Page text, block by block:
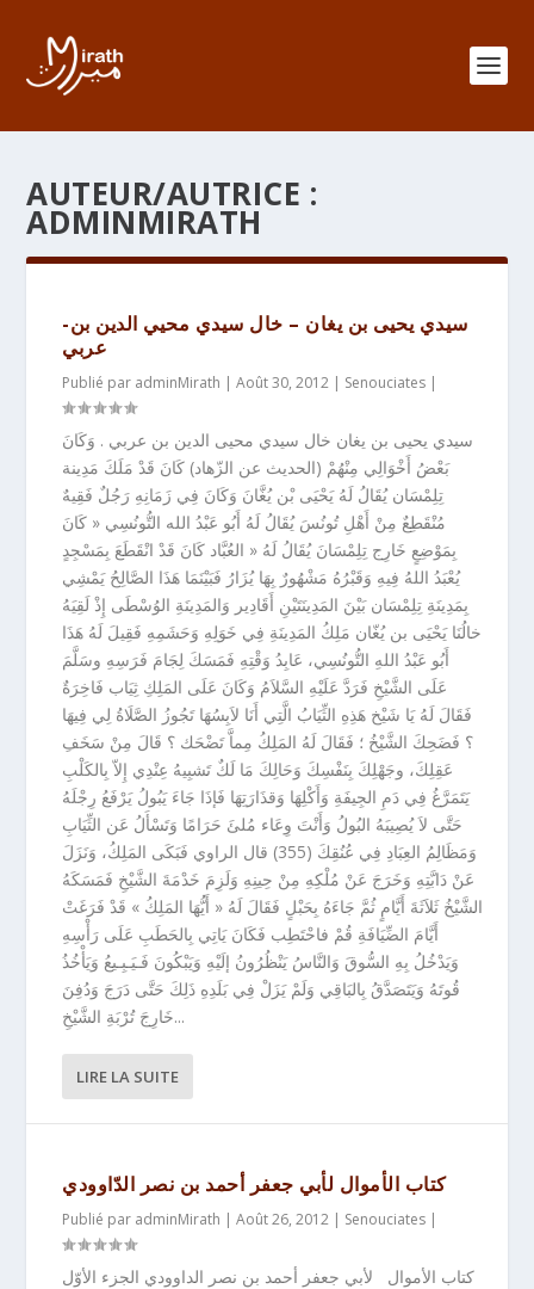
AUTEUR/AUTRICE :
ADMINMIRATH
-سيدي يحيى بن يغان – خال سيدي محيي الدين بن
عربي
Publié par adminMirath |Août 30, 2012 | Senouciates |
سيدي يحيى بن يغان خال سيدي محيى الدين بن عربي . وَكَانَ
بَعْضُ أَخْوَالِي مِنْهُمْ (الحديث عن الزّهاد) كَانَ قَدْ مَلَكَ مَدِينة
تِلِمْسَان يُقَالُ لَهُ يَحْيَى بْن يُغَّانَ وَكَانَ فِي زَمَانِهِ رَجُلٌ فَقِيهٌ
مُنْقَطِعٌ مِنْ أَهْلِ تُونُسَ يُقَالُ لَهُ أَبُو عَبْدُ الله التُّونُسِي « كَانَ
بِمَوْضِعٍ خَارِج تِلِمْسَانَ يُقَالُ لَهُ « العُبَّاد كَانَ قَدْ انْقَطَعَ بِمَسْجِدٍ
يُعْبَدُ اللهُ فِيهِ وَقَبْرُهُ مَشْهُورٌ بِهَا يُزَارُ فَبَيْنَمَا هَذَا الصَّالِحُ يَمْشِي
بِمَدِينَةِ تِلِمْسَان بَيْنَ المَدِينَتَيْنِ أَقَادِير وَالمَدِينَةِ الوُسْطَى إِذْ لَقِيَهُ
خالُنَا يَحْيَى بن يُغّان مَلِكُ المَدِينَةِ فِي خَوَلِهِ وَحَشَمِهِ فَقِيلَ لَهُ هَذَا
أَبُو عَبْدُ اللهِ التُّونُسِي، عَابِدُ وَقْتِهِ فَمَسَكَ لِجَامَ فَرَسِهِ وسَلَّمَ
عَلَى الشَّيْخِ فَرَدَّ عَلَيْهِ السَّلاَمُ وَكَانَ عَلَى المَلِكِ ثِيَاب فَاخِرَةٌ
فَقَالَ لَهُ يَا شَيْخ هَذِهِ الثِّيَابُ الَّتِي أَنَا لاَبِسُهَا تَجُوزُ الصَّلَاةُ لِي فِيهَا
؟ فَضَحِكَ الشَّيْخُ ؛ فَقَالَ لَهُ المَلِكُ مِماَّ تَضْحَك ؟ قَالَ مِنْ سَخَفِ
عَقِلِكَ، وجَهْلِكَ بِنَفْسِكَ وَحَالِكَ مَا لَكٌ تَشبِيهُ عِنْدِي إِلاّ بِالكَلْبِ
يَتَمَرَّغُ فِي دَمِ الجِيفَةِ وَأَكْلِهَا وَقذَارَتِهَا فَإذَا جَاءَ يَبُولُ يَرْفَعُ رِجْلَهُ
حَتَّى لاَ يُصِيبَهُ البُولُ وَأَنْتَ وِعَاء مُلئَ حَرَامًا وَتَسْأَلُ عَن الثِّيَابِ
وَمَظَالِمُ العِبَادِ فِي عُنُقِكَ (355) قال الراوي فَبَكَى المَلِكُ، وَنَزَلَ
عَنْ دَابَّتِهِ وَخَرَجَ عَنْ مُلْكِهِ مِنْ حِينِهِ وَلَزِمَ خَدْمَةَ الشَّيْخِ فَمَسَكَهُ
الشَّيْخُ ثَلاَثَةَ أَيَّامٍ ثُمَّ جَاءَهُ بِحَبْلٍ فَقَالَ لَهُ « أَيُّهَا المَلِكُ » قَدْ فَرَغَتْ
أَيَّامَ الضِّيَافَةِ قُمْ فاحْتَطِب فَكَانَ يَاتِي بِالحَطَبِ عَلَى رَأْسِهِ
وَيَدْخُلُ بِهِ السُّوقَ وَالنَّاسُ يَنْظُرُونُ إلَيْهِ وَيَبْكُونَ فَـيَـبِـيعُ وَيَأْخُذُ
قُوتَهُ وَيَتَصَدَّقُ بِالبَاقِي وَلَمْ يَزَلْ فِي بَلَدِهِ ذَلِكَ حَتَّى دَرَجَ وَدُفِنَ
خَارِجَ تُرْبَةِ الشَّيْخِ...
LIRE LA SUITE
كتاب الأموال لأبي جعفر أحمد بن نصر الدّاوودي
Publié par adminMirath |Août 26, 2012 | Senouciates |
كتاب الأموال لأبي جعفر أحمد بن نصر الداوودي الجزء الأوّل